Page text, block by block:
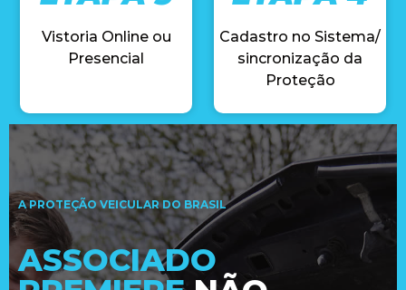
Vistoria Online ou
Presencial
Cadastro no Sistema/
sincronização da
Proteção
A PROTEÇÃO VEICULAR DO BRASIL
ASSOCIADO